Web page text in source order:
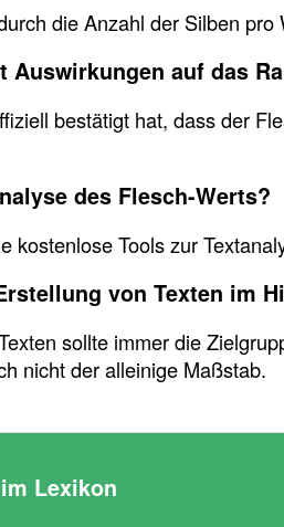
die Anzahl der Silben
Auswirkungen auf das
bestätigt hat, dass der
des Flesch-Werts?
kostenlose Tools zur
von Texten im
sollte immer die
nicht der alleinige Maßstab.
Lexikon